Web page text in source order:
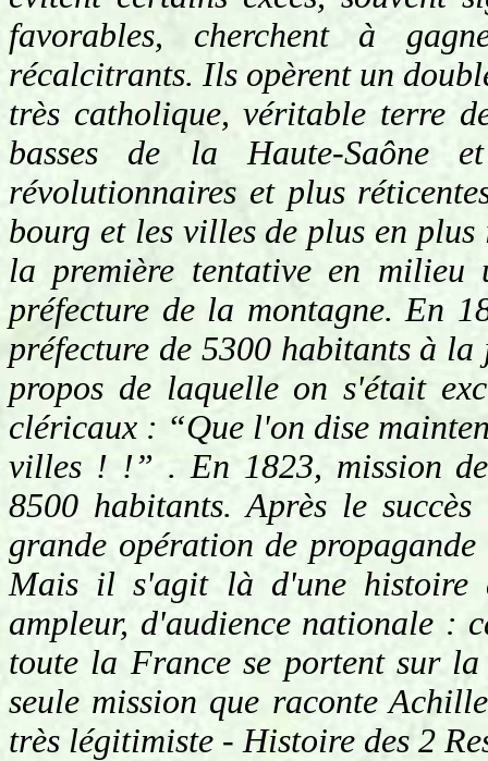
favorables, cherchent à
récalcitrants. Ils opèrent un
très catholique, véritable terre
basses de la Haute-Saône
révolutionnaires et plus
bourg et les villes de plus en
la première tentative en milieu
préfecture de la montagne. En
préfecture de 5300 habitants à
propos de laquelle on s'était
cléricaux : “Que l'on dise
villes ! !” . En 1823, mission
8500 habitants. Après le
grande opération de
Mais il s'agit là d'une histoire
ampleur, d'audience nationale :
toute la France se portent sur
seule mission que raconte
très légitimiste - Histoire des 2